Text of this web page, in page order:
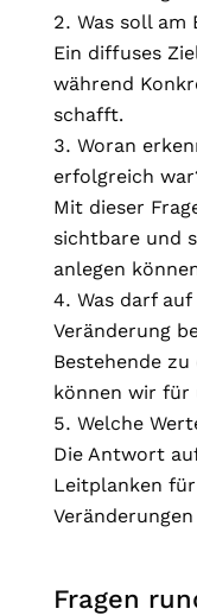
Was soll am
Ein diffuses
während
schafft.
Woran
erfolgreich
Mit dieser
sichtbare und
anlegen
Was darf
Veränderung
Bestehende
können wir für
Welche
Die Antwort
Leitplanken
Fragen